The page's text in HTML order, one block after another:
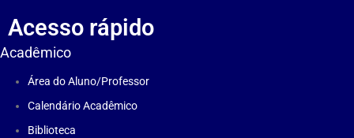
Acesso rápido
Acadêmico
Área do Aluno/Professor
Calendário Acadêmico
Biblioteca